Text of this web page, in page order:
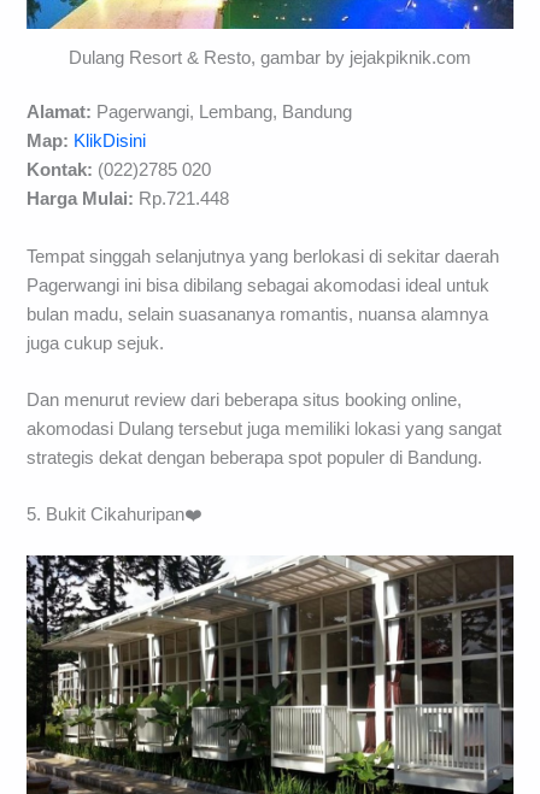
Dulang Resort & Resto, gambar by jejakpiknik.com
Alamat: Pagerwangi, Lembang, Bandung
Map: KlikDisini
Kontak: (022)2785 020
Harga Mulai: Rp.721.448
Tempat singgah selanjutnya yang berlokasi di sekitar daerah
Pagerwangi ini bisa dibilang sebagai akomodasi ideal untuk
bulan madu, selain suasananya romantis, nuansa alamnya
juga cukup sejuk.
Dan menurut review dari beberapa situs booking online,
akomodasi Dulang tersebut juga memiliki lokasi yang sangat
strategis dekat dengan beberapa spot populer di Bandung.
5. Bukit Cikahuripan❤️